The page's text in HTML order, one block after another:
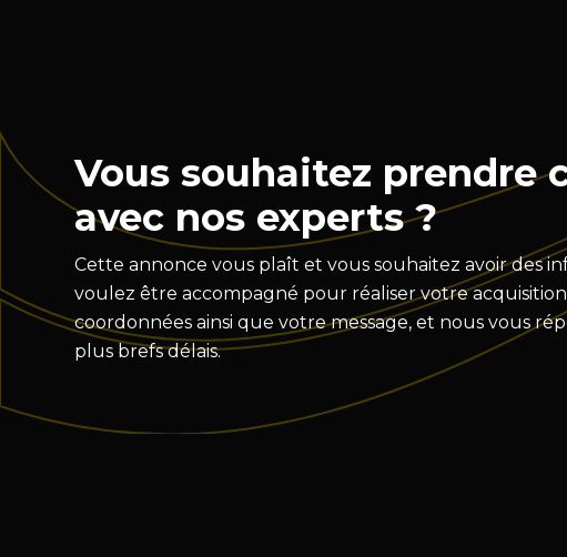
Vous souhaitez prendre
avec nos experts ?
Cette annonce vous plaît et vous souhaitez avoir des
voulez être accompagné pour réaliser votre acquisition
coordonnées ainsi que votre message, et nous vous
plus brefs délais.